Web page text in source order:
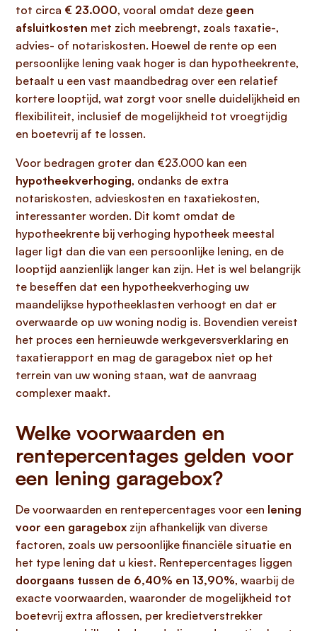
tot circa € 23.000, vooral omdat deze geen
afsluitkosten met zich meebrengt, zoals taxatie-,
advies- of notariskosten. Hoewel de rente op een
persoonlijke lening vaak hoger is dan hypotheekrente,
betaalt u een vast maandbedrag over een relatief
kortere looptijd, wat zorgt voor snelle duidelijkheid en
flexibiliteit, inclusief de mogelijkheid tot vroegtijdig
en boetevrij af te lossen.
Voor bedragen groter dan €23.000 kan een
hypotheekverhoging, ondanks de extra
notariskosten, advieskosten en taxatiekosten,
interessanter worden. Dit komt omdat de
hypotheekrente bij verhoging hypotheek meestal
lager ligt dan die van een persoonlijke lening, en de
looptijd aanzienlijk langer kan zijn. Het is wel belangrijk
te beseffen dat een hypotheekverhoging uw
maandelijkse hypotheeklasten verhoogt en dat er
overwaarde op uw woning nodig is. Bovendien vereist
het proces een hernieuwde werkgeversverklaring en
taxatierapport en mag de garagebox niet op het
terrein van uw woning staan, wat de aanvraag
complexer maakt.
Welke voorwaarden en
rentepercentages gelden voor
een lening garagebox?
De voorwaarden en rentepercentages voor een lening
voor een garagebox zijn afhankelijk van diverse
factoren, zoals uw persoonlijke financiële situatie en
het type lening dat u kiest. Rentepercentages liggen
doorgaans tussen de 6,40% en 13,90%, waarbij de
exacte voorwaarden, waaronder de mogelijkheid tot
boetevrij extra aflossen, per kredietverstrekker